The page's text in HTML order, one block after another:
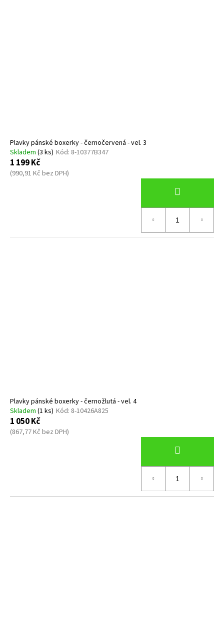
Plavky pánské boxerky - černočervená - vel. 3
Skladem (3 ks) Kód: 8-10377B347
1 199 Kč
(990,91 Kč bez DPH)
Plavky pánské boxerky - černožlutá - vel. 4
Skladem (1 ks) Kód: 8-10426A825
1 050 Kč
(867,77 Kč bez DPH)